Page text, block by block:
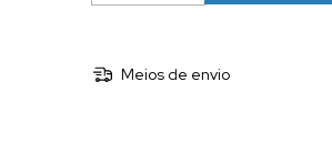
Meios de envio